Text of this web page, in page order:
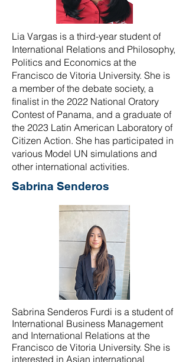
Lia Vargas is a third-year student of
International Relations and Philosophy,
Politics and Economics at the
Francisco de Vitoria University. She is
a member of the debate society, a
finalist in the 2022 National Oratory
Contest of Panama, and a graduate of
the 2023 Latin American Laboratory of
Citizen Action. She has participated in
various Model UN simulations and
other international activities.
Sabrina Senderos
Sabrina Senderos Furdi is a student of
International Business Management
and International Relations at the
Francisco de Vitoria University. She is
interested in Asian international